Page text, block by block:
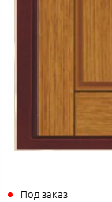
Под заказ